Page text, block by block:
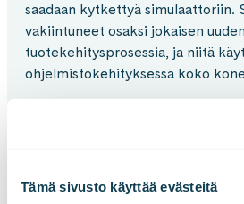
Tämä sivusto käyttää evästeitä
saadaan kytkettyä simulaattoriin.
vakiintuneet osaksi jokaisen
tuotekehitysprosessia, ja niitä
ohjelmistokehityksessä koko